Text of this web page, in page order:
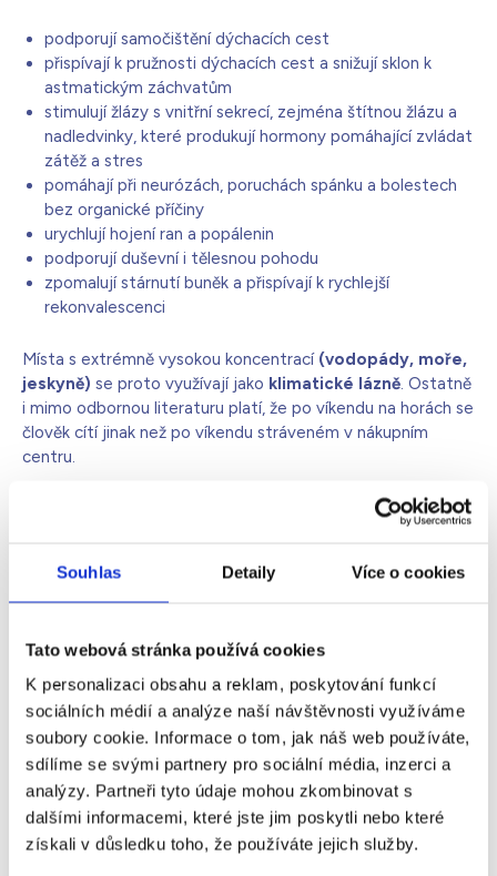
Souhlas Detaily Více o cookies
Tato webová stránka používá cookies
K personalizaci obsahu a reklam, poskytování funkcí
sociálních médií a analýze naší návštěvnosti využíváme
soubory cookie. Informace o tom, jak náš web používáte,
sdílíme se svými partnery pro sociální média, inzerci a
analýzy. Partneři tyto údaje mohou zkombinovat s
dalšími informacemi, které jste jim poskytli nebo které
získali v důsledku toho, že používáte jejich služby.
podporují samočištění dýchacích cest
přispívají k pružnosti dýchacích cest a snižují sklon k
astmatickým záchvatům
stimulují žlázy s vnitřní sekrecí, zejména štítnou žlázu a
nadledvinky, které produkují hormony pomáhající zvládat
zátěž a stres
pomáhají při neurózách, poruchách spánku a bolestech
bez organické příčiny
urychlují hojení ran a popálenin
podporují duševní i tělesnou pohodu
zpomalují stárnutí buněk a přispívají k rychlejší
rekonvalescenci
Místa s extrémně vysokou koncentrací (vodopády, moře,
jeskyně) se proto využívají jako klimatické lázně. Ostatně
i mimo odbornou literaturu platí, že po víkendu na horách se
člověk cítí jinak než po víkendu stráveném v nákupním
centru.
Čistý ionizovaný vzduch i u vás
Ionizace vzduchutedy není žádný moderní výmysl ani
vzduchu, kterou moderní způsob života z interiérů
systematicky vytlačuje. Přitom právě doma, v kanceláři a
ve škole trávíme kolem80%času.
Jednou z cest, jak ionizaciv bytě přiblížit hodnotám
známým z čisté přírody, je čistička vzduchu Ionic-CARE
Ta vzduch v místnosti nejen čistí a zachytává na svém
filtru prach, pyly, pachy, bakterie a viry, ale zároveň v něm
obnovuje podílzáporných lehkých vzdušných iontů